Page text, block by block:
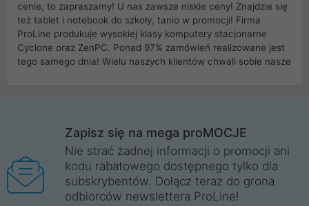
cenie, to zapraszamy! U nas zawsze niskie ceny! Znajdzie się
też tablet i notebook do szkoły, tanio w promocji! Firma
ProLine produkuje wysokiej klasy komputery stacjonarne
Cyclone oraz ZenPC. Ponad 97% zamówień realizowane jest
tego samego dnia! Wielu naszych klientów chwali sobie nasze
Wrocław, Poznań, Legnica, Katowice, Gliwice, Kalisz, Bytom,
Trzebnica, Opole. Szybka i profesjonalna obsługa!
ProLine to polska firma ze 100% polskim kapitałem. Działamy
legalnie i płacimy podatki w naszym kraju! Posiadamy siedzibę
główną w Mirkowie oraz salony na terenie kraju. Cała
Zapisz się na mega proMOCJE
Nie strać żadnej informacji o promocji ani
kodu rabatowego dostępnego tylko dla
subskrybentów. Dołącz teraz do grona
odbiorców newslettera ProLine!